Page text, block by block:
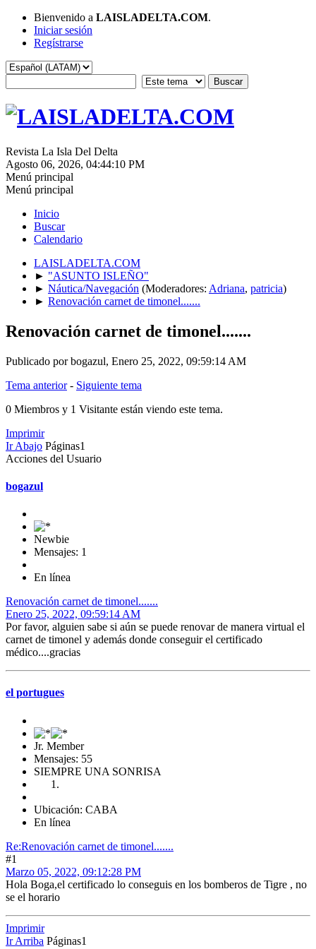
Bienvenido a LAISLADELTA.COM.
Iniciar sesión
Regístrarse
Revista La Isla Del Delta
Agosto 06, 2026, 04:44:10 PM
Menú principal
Menú principal
Inicio
Buscar
Calendario
LAISLADELTA.COM
► "ASUNTO ISLEÑO"
► Náutica/Navegación (Moderadores: Adriana, patricia)
► Renovación carnet de timonel.......
Renovación carnet de timonel.......
Publicado por bogazul, Enero 25, 2022, 09:59:14 AM
Tema anterior- Siguiente tema
0 Miembros y 1 Visitante están viendo este tema.
Imprimir
Ir Abajo Páginas1
Acciones del Usuario
bogazul
Newbie
Mensajes: 1
En línea
Renovación carnet de timonel.......
Enero 25, 2022, 09:59:14 AM
Por favor, alguien sabe si aún se puede renovar de manera virtual el
carnet de timonel y además donde conseguir el certificado
médico....gracias
el portugues
Jr. Member
Mensajes: 55
SIEMPRE UNA SONRISA
Ubicación: CABA
En línea
Re:Renovación carnet de timonel.......
#1
Marzo 05, 2022, 09:12:28 PM
Hola Boga,el certificado lo conseguis en los bomberos de Tigre , no
se el horario
Imprimir
Ir Arriba Páginas1